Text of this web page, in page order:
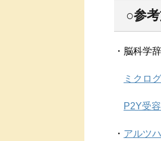
○参
・脳科学
ミクロ
P2Y受
・ アルツ